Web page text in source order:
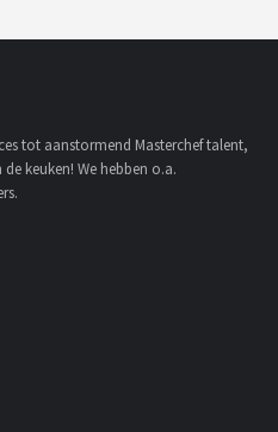
tot aanstormend Masterchef talent,
keuken! We hebben o.a.